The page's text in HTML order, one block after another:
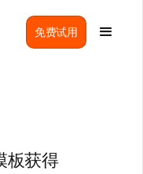
免费试用
板获得